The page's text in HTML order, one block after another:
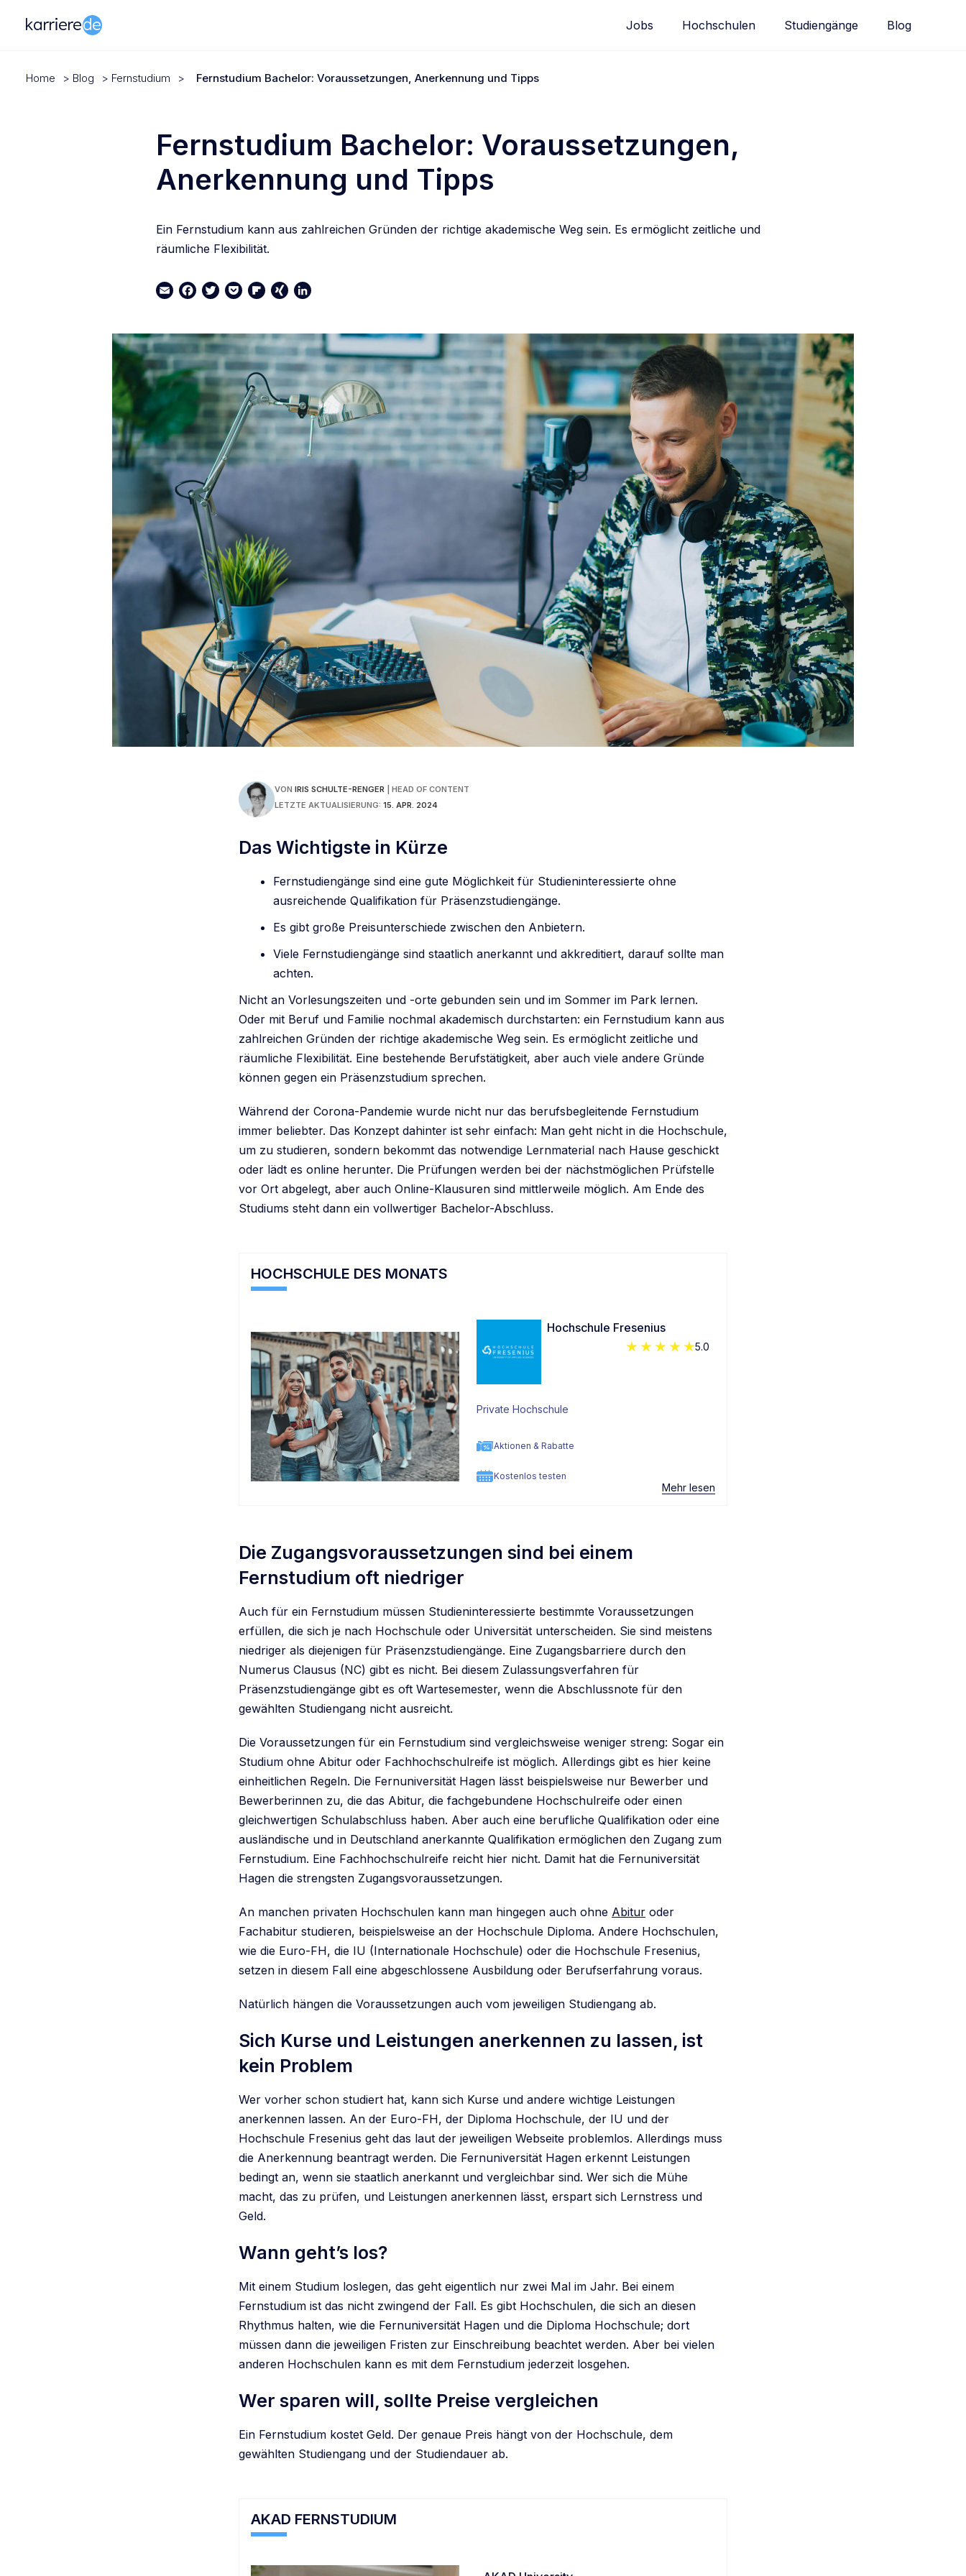
Jobs Hochschulen Studiengänge Blog
Home > Blog > Fernstudium > Fernstudium Bachelor: Voraussetzungen, Anerkennung und Tipps
Fernstudium Bachelor: Voraussetzungen,
Anerkennung und Tipps
Ein Fernstudium kann aus zahlreichen Gründen der richtige akademische Weg sein. Es ermöglicht zeitliche und
räumliche Flexibilität.
EmailFacebook
TwitterPocketFlipboard
XINGLinkedIn
VON IRIS SCHULTE-RENGER
HEAD OF CONTENT
LETZTE AKTUALISIERUNG: 15. APR. 2024
Das Wichtigste in Kürze
Fernstudiengänge sind eine gute Möglichkeit für Studieninteressierte ohne
ausreichende Qualifikation für Präsenzstudiengänge.
Es gibt große Preisunterschiede zwischen den Anbietern.
Viele Fernstudiengänge sind staatlich anerkannt und akkreditiert, darauf sollte man
achten.
Nicht an Vorlesungszeiten und -orte gebunden sein und im Sommer im Park lernen.
Oder mit Beruf und Familie nochmal akademisch durchstarten: ein Fernstudium kann aus
zahlreichen Gründen der richtige akademische Weg sein. Es ermöglicht zeitliche und
räumliche Flexibilität. Eine bestehende Berufstätigkeit, aber auch viele andere Gründe
können gegen ein Präsenzstudium sprechen.
Während der Corona-Pandemie wurde nicht nur das berufsbegleitende Fernstudium
immer beliebter. Das Konzept dahinter ist sehr einfach: Man geht nicht in die Hochschule,
um zu studieren, sondern bekommt das notwendige Lernmaterial nach Hause geschickt
oder lädt es online herunter. Die Prüfungen werden bei der nächstmöglichen Prüfstelle
vor Ort abgelegt, aber auch Online-Klausuren sind mittlerweile möglich. Am Ende des
Studiums steht dann ein vollwertiger Bachelor-Abschluss.
HOCHSCHULE DES MONATS
Hochschule Fresenius
5.0
Private Hochschule
Aktionen & Rabatte
Kostenlos testen
Mehr lesen
Die Zugangsvoraussetzungen sind bei einem
Fernstudium oft niedriger
Auch für ein Fernstudium müssen Studieninteressierte bestimmte Voraussetzungen
erfüllen, die sich je nach Hochschule oder Universität unterscheiden. Sie sind meistens
niedriger als diejenigen für Präsenzstudiengänge. Eine Zugangsbarriere durch den
Numerus Clausus (NC) gibt es nicht. Bei diesem Zulassungsverfahren für
Präsenzstudiengänge gibt es oft Wartesemester, wenn die Abschlussnote für den
gewählten Studiengang nicht ausreicht.
Die Voraussetzungen für ein Fernstudium sind vergleichsweise weniger streng: Sogar ein
Studium ohne Abitur oder Fachhochschulreife ist möglich. Allerdings gibt es hier keine
einheitlichen Regeln. Die Fernuniversität Hagen lässt beispielsweise nur Bewerber und
Bewerberinnen zu, die das Abitur, die fachgebundene Hochschulreife oder einen
gleichwertigen Schulabschluss haben. Aber auch eine berufliche Qualifikation oder eine
ausländische und in Deutschland anerkannte Qualifikation ermöglichen den Zugang zum
Fernstudium. Eine Fachhochschulreife reicht hier nicht. Damit hat die Fernuniversität
Hagen die strengsten Zugangsvoraussetzungen.
An manchen privaten Hochschulen kann man hingegen auch ohne Abitur oder
Fachabitur studieren, beispielsweise an der Hochschule Diploma. Andere Hochschulen,
wie die Euro-FH, die IU (Internationale Hochschule) oder die Hochschule Fresenius,
setzen in diesem Fall eine abgeschlossene Ausbildung oder Berufserfahrung voraus.
Natürlich hängen die Voraussetzungen auch vom jeweiligen Studiengang ab.
Sich Kurse und Leistungen anerkennen zu lassen, ist
kein Problem
Wer vorher schon studiert hat, kann sich Kurse und andere wichtige Leistungen
anerkennen lassen. An der Euro-FH, der Diploma Hochschule, der IU und der
Hochschule Fresenius geht das laut der jeweiligen Webseite problemlos. Allerdings muss
die Anerkennung beantragt werden. Die Fernuniversität Hagen erkennt Leistungen
bedingt an, wenn sie staatlich anerkannt und vergleichbar sind. Wer sich die Mühe
macht, das zu prüfen, und Leistungen anerkennen lässt, erspart sich Lernstress und
Geld.
Wann geht’s los?
Mit einem Studium loslegen, das geht eigentlich nur zwei Mal im Jahr. Bei einem
Fernstudium ist das nicht zwingend der Fall. Es gibt Hochschulen, die sich an diesen
Rhythmus halten, wie die Fernuniversität Hagen und die Diploma Hochschule; dort
müssen dann die jeweiligen Fristen zur Einschreibung beachtet werden. Aber bei vielen
anderen Hochschulen kann es mit dem Fernstudium jederzeit losgehen.
Wer sparen will, sollte Preise vergleichen
Ein Fernstudium kostet Geld. Der genaue Preis hängt von der Hochschule, dem
gewählten Studiengang und der Studiendauer ab.
AKAD FERNSTUDIUM